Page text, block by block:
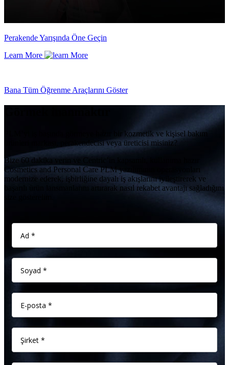
Perakende Yarışında Öne Geçin
Learn More
Bana Tüm Öğrenme Araçlarını Göster
PLM’yi iş başında görmeye hazır bir kozmetik ve kişisel bakım
ürünleri markası, perakendecisi veya üreticisi misiniz?
Bize 60 dakika verin ve Centric’in kapsamlı, kullanıma hazır
Cosmetics and Personal Care PLM yazılımının operasyonları
modernize ederek, işbirliğine dayalı iş akışlarını iyileştirerek ve
başarılı ürün lansmanlarını artırarak nasıl rekabet avantajı sağladığını